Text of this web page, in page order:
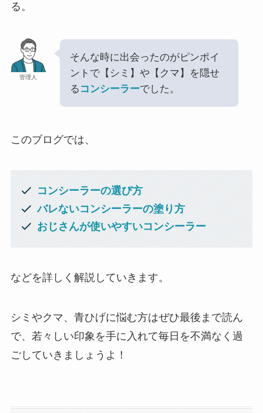
る。
管理人
そんな時に出会ったのがピンポイ
ントで【シミ】や【クマ】を隠せ
る コンシーラーでした。
このブログでは、
コンシーラーの選び方
バレないコンシーラーの塗り方
おじさんが使いやすいコンシーラー
などを詳しく解説していきます。
シミやクマ、青ひげに悩む方はぜひ最後まで読ん
で、若々しい印象を手に入れて毎日を不満なく過
ごしていきましょうよ！